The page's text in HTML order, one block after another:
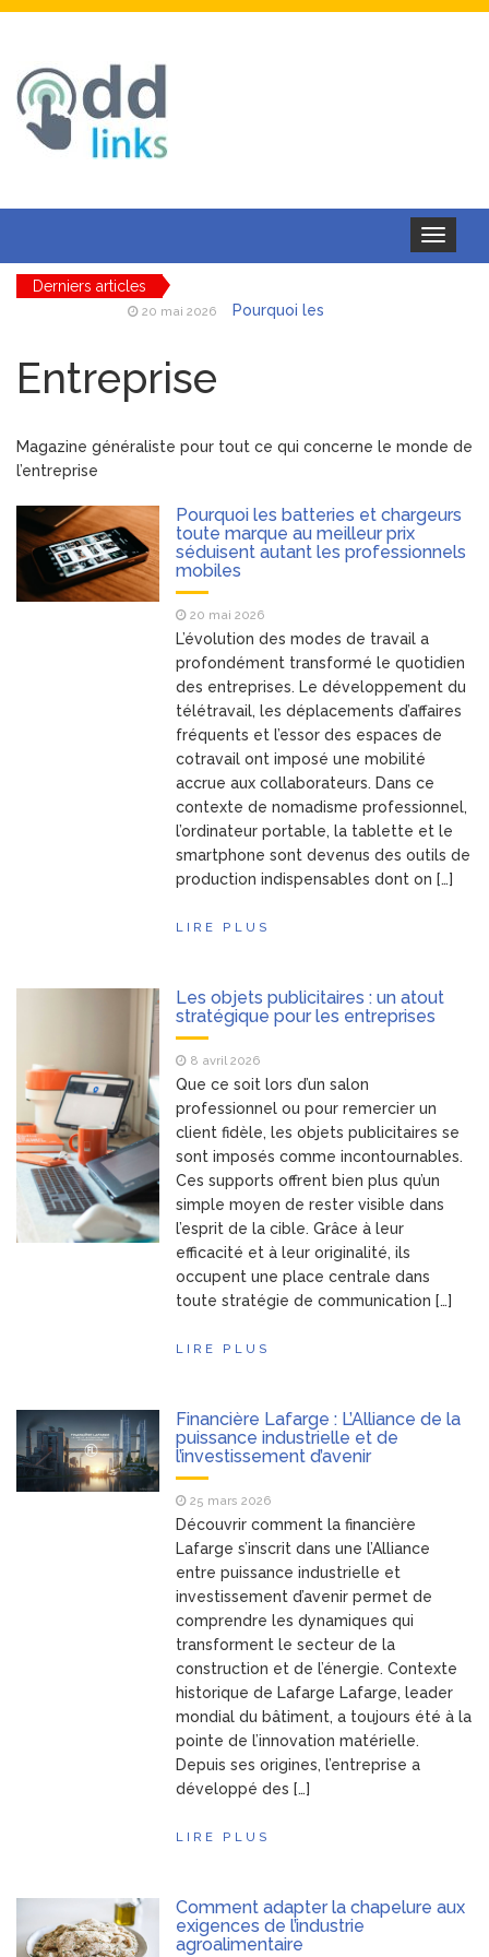
Toggle
navigation
Derniers articles
20 mai 2026
Pourquoi les
marque au meilleur prix
séduisent autant les
professionnels mobiles
: obtenir et maintenir son
8 avril 2026
Les objets
publicitaires : un atout
stratégique pour les
entreprises
25 mars 2026
25 mars 2026
Lafarge : L’Alliance de la
puissance industrielle et de
l’investissement d’avenir
Les Bonnes
Pratiques pour Rester
Informé Sans Se Perdre
dans les Sources
Entreprise
Magazine généraliste pour tout ce qui concerne le monde de
l’entreprise
Pourquoi les batteries et chargeurs
toute marque au meilleur prix
séduisent autant les professionnels
mobiles
20 mai 2026
L’évolution des modes de travail a
profondément transformé le quotidien
des entreprises. Le développement du
télétravail, les déplacements d’affaires
fréquents et l’essor des espaces de
cotravail ont imposé une mobilité
accrue aux collaborateurs. Dans ce
contexte de nomadisme professionnel,
l’ordinateur portable, la tablette et le
smartphone sont devenus des outils de
production indispensables dont on […]
LIRE PLUS
Les objets publicitaires : un atout
stratégique pour les entreprises
8 avril 2026
Que ce soit lors d’un salon
professionnel ou pour remercier un
client fidèle, les objets publicitaires se
sont imposés comme incontournables.
Ces supports offrent bien plus qu’un
simple moyen de rester visible dans
l’esprit de la cible. Grâce à leur
efficacité et à leur originalité, ils
occupent une place centrale dans
toute stratégie de communication […]
LIRE PLUS
Financière Lafarge : L’Alliance de la
puissance industrielle et de
l’investissement d’avenir
25 mars 2026
Découvrir comment la financière
Lafarge s’inscrit dans une l’Alliance
entre puissance industrielle et
investissement d’avenir permet de
comprendre les dynamiques qui
transforment le secteur de la
construction et de l’énergie. Contexte
historique de Lafarge Lafarge, leader
mondial du bâtiment, a toujours été à la
pointe de l’innovation matérielle.
Depuis ses origines, l’entreprise a
développé des […]
LIRE PLUS
Comment adapter la chapelure aux
exigences de l’industrie
agroalimentaire